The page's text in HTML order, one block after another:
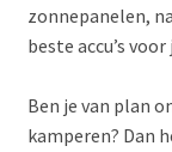
zonnepanelen,
beste accu’s
Ben je van plan
kamperen? Dan